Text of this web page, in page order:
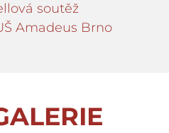
soutěž
Amadeus Brno